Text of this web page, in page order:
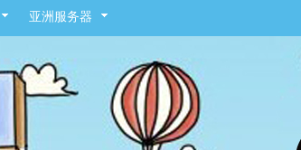
亚洲服务器